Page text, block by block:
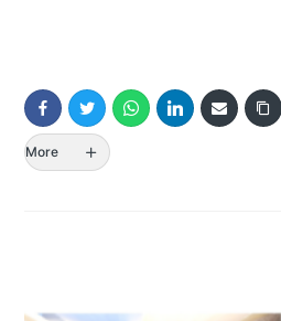
More